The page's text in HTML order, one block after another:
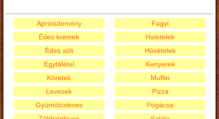
Aprósütemény
Édes krémek
Édes süti
Egytálétel
Fagyi
Halételek
Húsételek
Kenyerek
Köretek
Levesek
Gyümölcsleves
Muffin
Pizza
Pogácsa